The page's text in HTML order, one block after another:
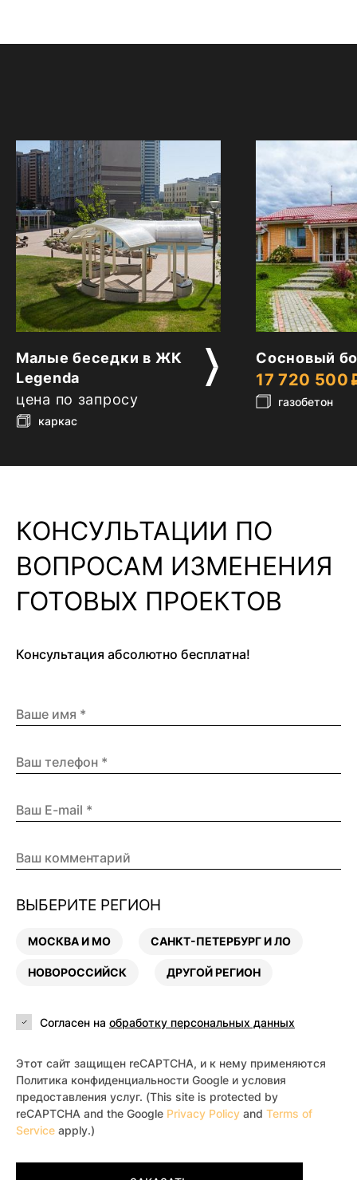
Малые беседки в ЖК
Legenda
цена по запросу
каркас
2
Сосновый
17 720 500
газобетон
КОНСУЛЬТАЦИИ ПО
ВОПРОСАМ ИЗМЕНЕНИЯ
ГОТОВЫХ ПРОЕКТОВ
Консультация абсолютно бесплатна!
ВЫБЕРИТЕ РЕГИОН
МОСКВА И МО САНКТ-ПЕТЕРБУРГ И ЛО
НОВОРОССИЙСК ДРУГОЙ РЕГИОН
Согласен на обработку персональных данных
Этот сайт защищен reCAPTCHA, и к нему применяются
Политика конфиденциальности Google и условия
предоставления услуг. (This site is protected by
reCAPTCHA and the Google Privacy Policy and Terms of
Service apply.)